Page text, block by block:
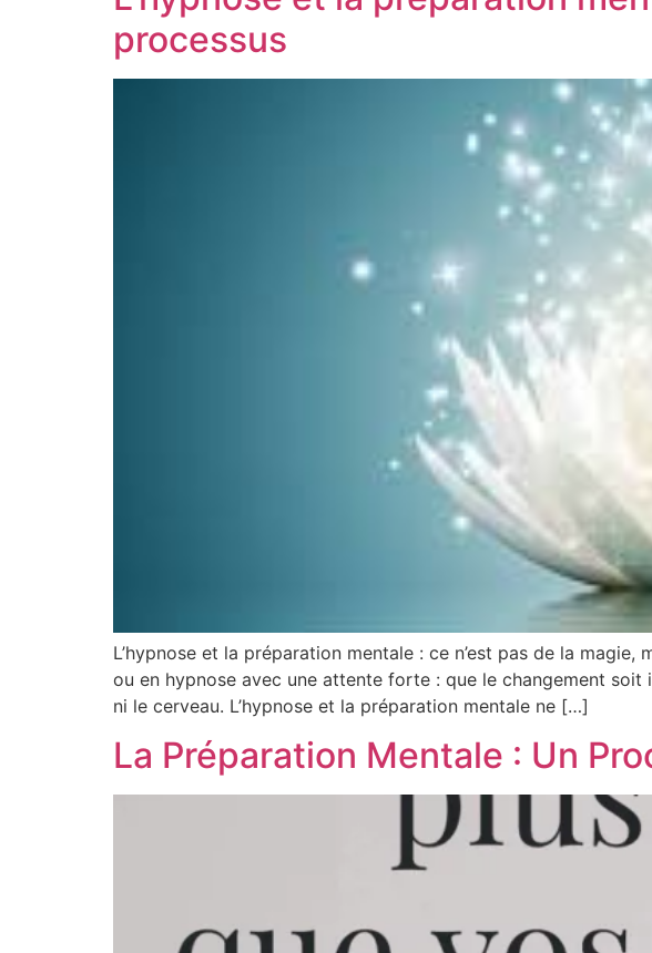
processus
L’hypnose et la préparation mentale : ce n’est pas de la
ou en hypnose avec une attente forte : que le changement soit
ni le cerveau. L’hypnose et la préparation mentale ne […]
La Préparation Mentale : Un